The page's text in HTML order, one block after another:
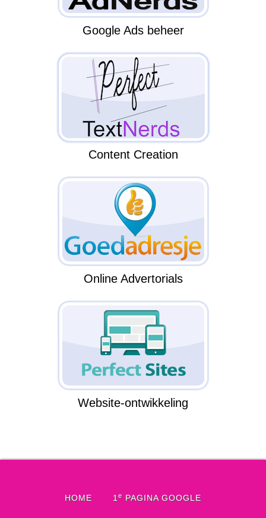
Google Ads beheer
Content Creation
Online Advertorials
Website-ontwikkeling
HOME 1 e PAGINA GOOGLE